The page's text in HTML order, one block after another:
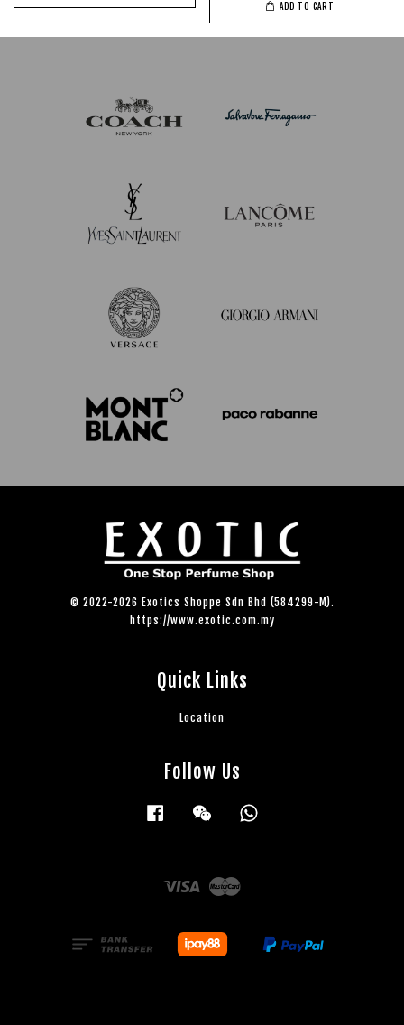
ADD TO CART
© 2022-2026 Exotics Shoppe Sdn Bhd (584299-M).
https://www.exotic.com.my
Quick Links
Location
Follow Us
Facebook Wechat
Visa